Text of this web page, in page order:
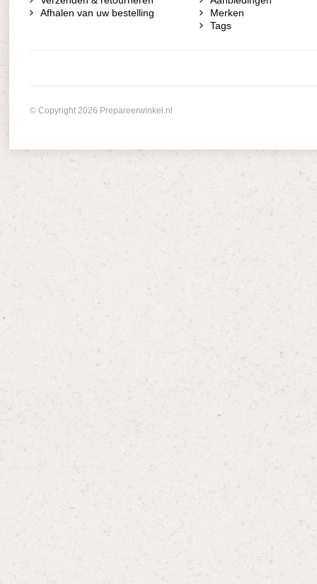
Afhalen van uw bestelling
Merken
Tags
© Copyright 2026 Prepareerwinkel.nl